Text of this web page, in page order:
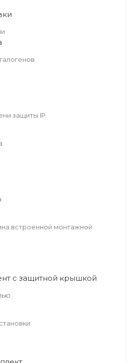
защиты IP
встроенной монтажной
с защитной крышкой